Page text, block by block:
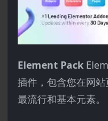
Element Pack
插件，包含您在网
最流行和基本元素。